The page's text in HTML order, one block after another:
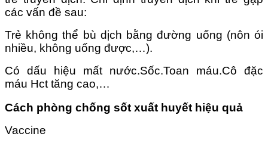
các vấn đề sau:
Trẻ không thể bù dịch bằng đường uống (nôn ói
nhiều, không uống được,…).
Có dấu hiệu mất nước.Sốc.Toan máu.Cô đặc
máu Hct tăng cao,…
Cách phòng chống sốt xuất huyết hiệu quả
Vaccine